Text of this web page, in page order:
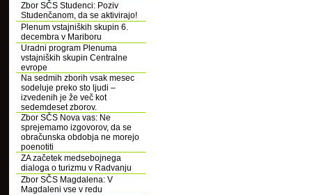
Zbor SČS Studenci: Poziv
Studenčanom, da se aktivirajo!
Plenum vstajniških skupin 6.
decembra v Mariboru
Uradni program Plenuma
vstajniških skupin Centralne
evrope
Na sedmih zborih vsak mesec
sodeluje preko sto ljudi –
izvedenih je že več kot
sedemdeset zborov.
Zbor SČS Nova vas: Ne
sprejemamo izgovorov, da se
obračunska obdobja ne morejo
poenotiti
ZA začetek medsebojnega
dialoga o turizmu v Radvanju
Zbor SČS Magdalena: V
Magdaleni vse v redu